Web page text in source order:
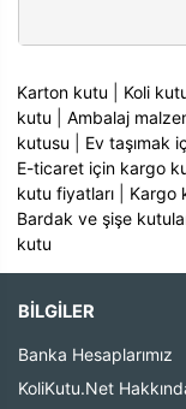
Karton kutu Koli
kutu |Ambalaj
kutusu
Ev taşımak
E-ticaret için kargo
kutu fiyatları
Kargo
Bardak ve şişe
kutu
BİLGİLER
Banka Hesaplarımız
KoliKutu.Net